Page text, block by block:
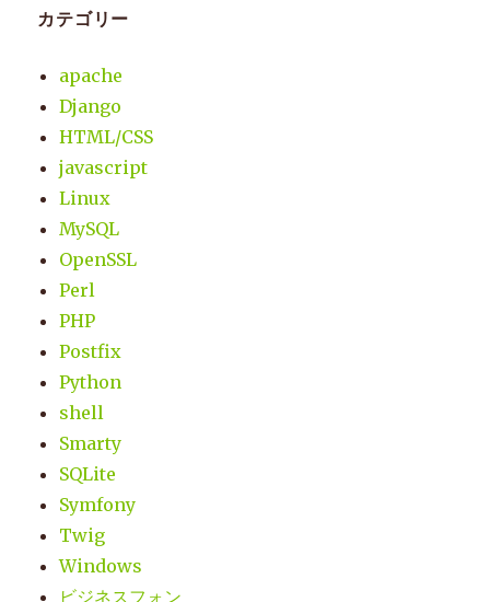
カテゴリー
apache
Django
HTML/CSS
javascript
Linux
MySQL
OpenSSL
Perl
PHP
Postfix
Python
shell
Smarty
SQLite
Symfony
Twig
Windows
ビジネスフォン